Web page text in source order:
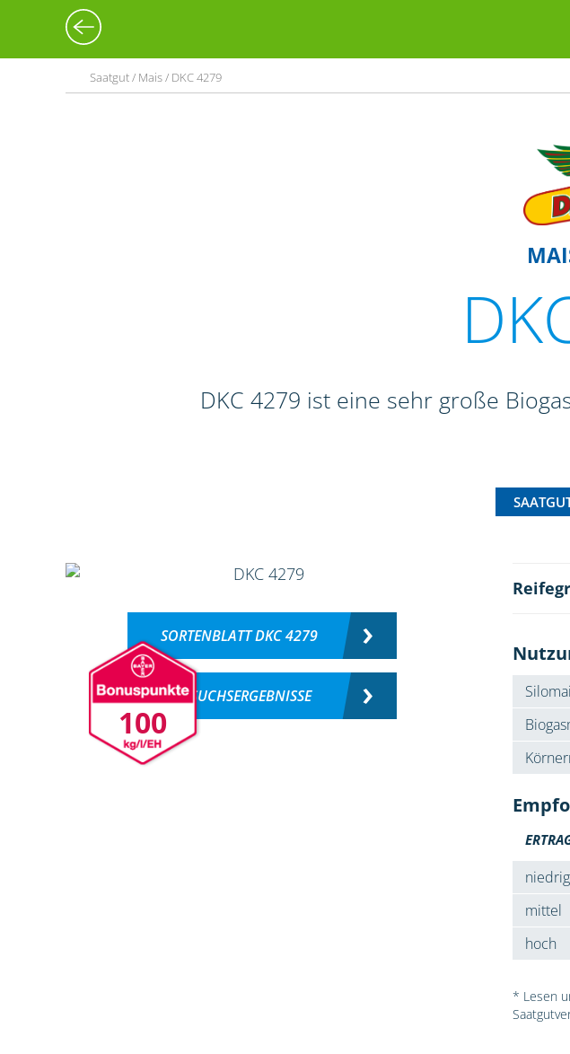
Saatgut / Mais / DKC 4279
DKC 4279 ist eine sehr große
100
SORTENBLATT DKC 4279
VERSUCHSERGEBNISSE
niedrig
mittel
hoch
* Lesen